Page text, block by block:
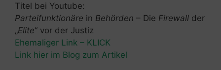
Titel bei Youtube:
Parteifunktionäre in Behörden – Die Firewall der
„ Elite“ vor der Justiz
Ehemaliger Link – KLICK
Link hier im Blog zum Artikel